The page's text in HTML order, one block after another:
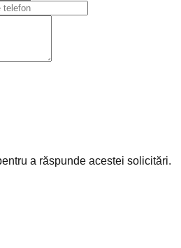
a răspunde acestei solicitări.